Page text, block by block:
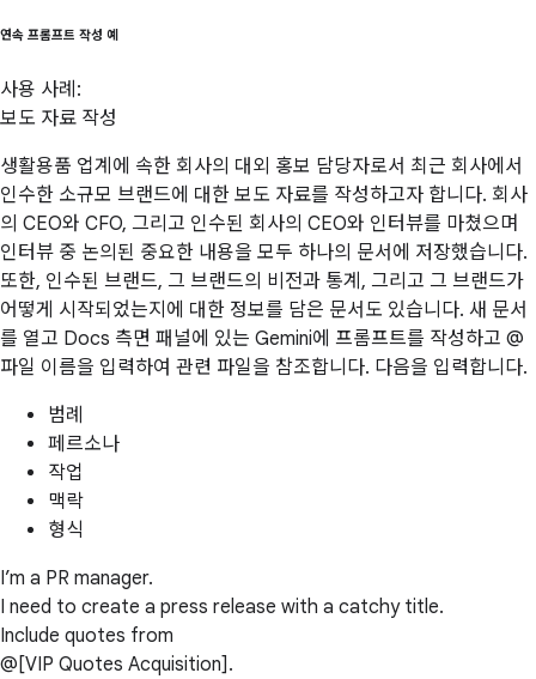
연속 프롬프트 작성 예
사용 사례:
보도 자료 작성
생활용품 업계에 속한 회사의 대외 홍보 담당자로서 최근 회사에서
인수한 소규모 브랜드에 대한 보도 자료를 작성하고자 합니다. 회사
의 CEO와 CFO, 그리고 인수된 회사의 CEO와 인터뷰를 마쳤으며
인터뷰 중 논의된 중요한 내용을 모두 하나의 문서에 저장했습니다.
또한, 인수된 브랜드, 그 브랜드의 비전과 통계, 그리고 그 브랜드가
어떻게 시작되었는지에 대한 정보를 담은 문서도 있습니다. 새 문서
를 열고 Docs 측면 패널에 있는 Gemini에 프롬프트를 작성하고 @
파일 이름을 입력하여 관련 파일을 참조합니다. 다음을 입력합니다.
범례
페르소나
작업
맥락
형식
I’m a PR manager.
I need to create a press release with a catchy title.
Include quotes from
@[VIP Quotes Acquisition].